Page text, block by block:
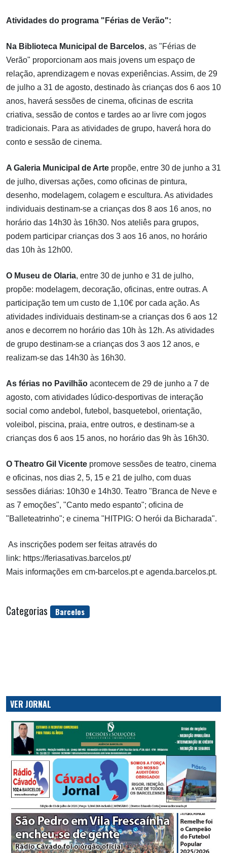
Atividades do programa "Férias de Verão":
Na Biblioteca Municipal de Barcelos, as "Férias de
Verão" proporcionam aos mais jovens um espaço de
relação, aprendizagem e novas experiências. Assim, de 29
de julho a 31 de agosto, destinado às crianças dos 6 aos 10
anos, haverá sessões de cinema, oficinas de escrita
criativa, sessão de contos e tardes ao ar livre com jogos
tradicionais. Para as atividades de grupo, haverá hora do
conto e sessão de cinema.
A Galeria Municipal de Arte propõe, entre 30 de junho a 31
de julho, diversas ações, como oficinas de pintura,
desenho, modelagem, colagem e escultura. As atividades
individuais destinam-se a crianças dos 8 aos 16 anos, no
horário das 14h30 às 16h30. Nos ateliês para grupos,
podem participar crianças dos 3 aos 16 anos, no horário
das 10h às 12h00.
O Museu de Olaria, entre 30 de junho e 31 de julho,
propõe: modelagem, decoração, oficinas, entre outras. A
participação tem um custo de 1,10€ por cada ação. As
atividades individuais destinam-se a crianças dos 6 aos 12
anos e decorrem no horário das 10h às 12h. As atividades
de grupo destinam-se a crianças dos 3 aos 12 anos, e
realizam-se das 14h30 às 16h30.
As férias no Pavilhão acontecem de 29 de junho a 7 de
agosto, com atividades lúdico-desportivas de interação
social como andebol, futebol, basquetebol, orientação,
voleibol, piscina, praia, entre outros, e destinam-se a
crianças dos 6 aos 15 anos, no horário das 9h às 16h30.
O Theatro Gil Vicente promove sessões de teatro, cinema
e oficinas, nos dias 2, 5, 15 e 21 de julho, com duas
sessões diárias: 10h30 e 14h30. Teatro "Branca de Neve e
as 7 emoções", "Canto medo espanto"; oficina de
"Balleteatrinho"; e cinema "HITPIG: O herói da Bicharada".
As inscrições podem ser feitas através do
link: https://feriasativas.barcelos.pt/
Mais informações em cm-barcelos.pt e agenda.barcelos.pt.
Categorias Barcelos
VER JORNAL